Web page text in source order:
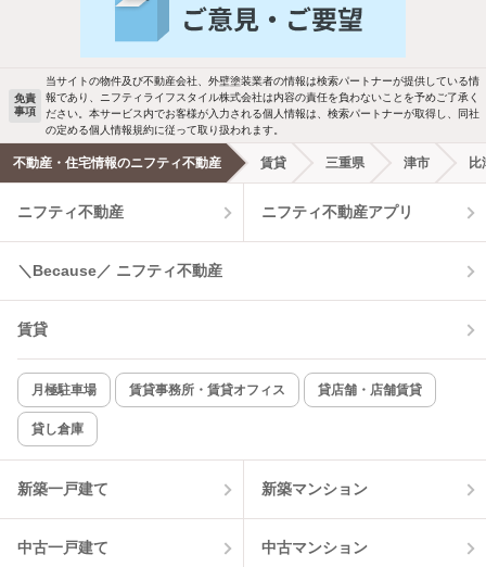
バス・トイレ別 2階以上
洗濯機置場あり 独立洗面台
エアコンあり 都市ガス
温水洗浄便座 オートロック
コンロ2口以上
新着のみ インターネット無料
該当件数:
物件一覧に反映
免責
事項
当サイトの物件及び不動産会社、外壁塗装業者の情報は検索パートナーが提供している情
報であり、ニフティライフスタイル株式会社は内容の責任を負わないことを予めご了承く
ださい。本サービス内でお客様が入力される個人情報は、検索パートナーが取得し、同社
の定める個人情報規約に従って取り扱われます。
不動産・住宅情報のニフティ不動産 賃貸 三重県 津市 比
ニフティ不動産 ニフティ不動産アプリ
＼Because／ ニフティ不動産
賃貸
月極駐車場 賃貸事務所・賃貸オフィス 貸店舗・店舗賃貸
貸し倉庫
新築一戸建て 新築マンション
中古一戸建て 中古マンション